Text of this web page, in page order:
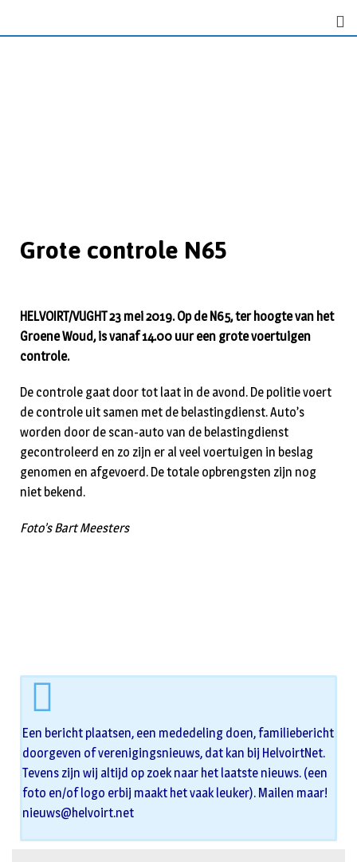
Grote controle N65
HELVOIRT/VUGHT 23 mei 2019. Op de N65, ter hoogte van het
Groene Woud, is vanaf 14.00 uur een grote voertuigen
controle.
De controle gaat door tot laat in de avond. De politie voert
de controle uit samen met de belastingdienst. Auto’s
worden door de scan-auto van de belastingdienst
gecontroleerd en zo zijn er al veel voertuigen in beslag
genomen en afgevoerd. De totale opbrengsten zijn nog
niet bekend.
Foto’s Bart Meesters
Een bericht plaatsen, een mededeling doen, familiebericht
doorgeven of verenigingsnieuws, dat kan bij HelvoirtNet.
Tevens zijn wij altijd op zoek naar het laatste nieuws. (een
foto en/of logo erbij maakt het vaak leuker). Mailen maar!
nieuws@helvoirt.net